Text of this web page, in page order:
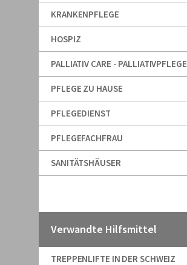
KRANKENPFLEGE
HOSPIZ
PALLIATIV CARE - PALLIATIVPFLEGE
PFLEGE ZU HAUSE
PFLEGEDIENST
PFLEGEFACHFRAU
SANITÄTSHÄUSER
Verwandte Hilfsmittel
TREPPENLIFTE IN DER SCHWEIZ